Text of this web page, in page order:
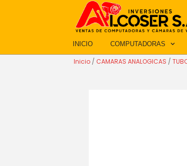
INICIO COMPUTADORAS
Inicio / CAMARAS ANALOGICAS /